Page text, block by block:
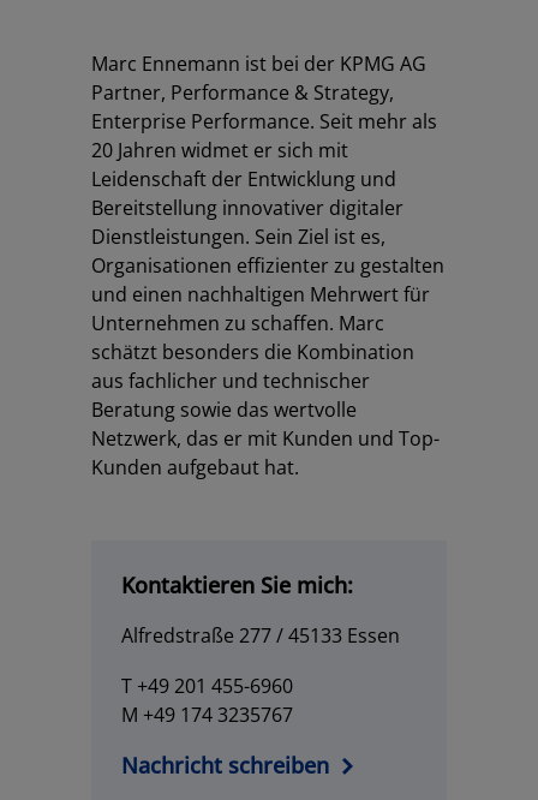
Marc Ennemann ist bei der KPMG AG
Partner, Performance & Strategy,
Enterprise Performance. Seit mehr als
20 Jahren widmet er sich mit
Leidenschaft der Entwicklung und
Bereitstellung innovativer digitaler
Dienstleistungen. Sein Ziel ist es,
Organisationen effizienter zu gestalten
und einen nachhaltigen Mehrwert für
Unternehmen zu schaffen. Marc
schätzt besonders die Kombination
aus fachlicher und technischer
Beratung sowie das wertvolle
Netzwerk, das er mit Kunden und Top-
Kunden aufgebaut hat.
Kontaktieren Sie mich:
Alfredstraße 277 / 45133 Essen
T +49 201 455-6960
M +49 174 3235767
Nachricht schreiben